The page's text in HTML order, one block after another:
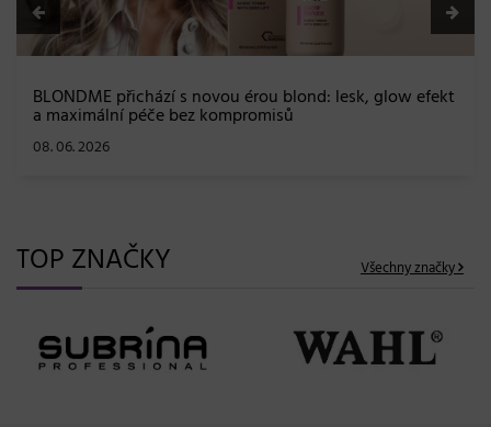
BLONDME přichází s novou érou blond: lesk, glow efekt
a maximální péče bez kompromisů
08. 06. 2026
TOP ZNAČKY Všechny značky